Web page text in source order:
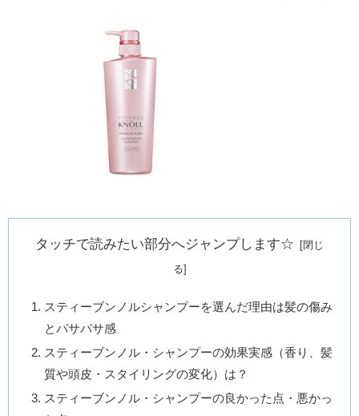
タッチで読みたい部分へジャンプします☆
スティーブンノルシャンプーを選んだ理由は髪の傷み
とパサパサ感
スティーブンノル・シャンプーの効果実感（香り、髪
質や頭皮・スタイリングの変化）は？
スティーブンノル・シャンプーの良かった点・悪かっ